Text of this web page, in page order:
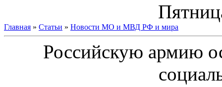
Главная » Статьи » Новости МО и МВД РФ и мира
Российскую армию